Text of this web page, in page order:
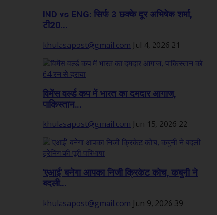
IND vs ENG: सिर्फ 3 छक्के दूर अभिषेक शर्मा,
टी20...
khulasapost@gmail.com Jul 4, 2026 21
विमेंस वर्ल्ड कप में भारत का दमदार आगाज,
पाकिस्तान...
khulasapost@gmail.com Jun 15, 2026 22
'एआई' बनेगा आपका निजी क्रिकेट कोच, कबुनी ने
बदली...
khulasapost@gmail.com Jun 9, 2026 39